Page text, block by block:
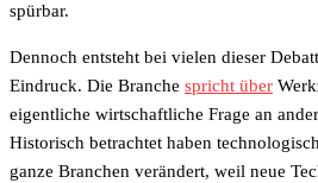
spürbar.
Dennoch entsteht bei vielen dieser
Eindruck. Die Branche spricht über
eigentliche wirtschaftliche Frage an
Historisch betrachtet haben
ganze Branchen verändert, weil neue